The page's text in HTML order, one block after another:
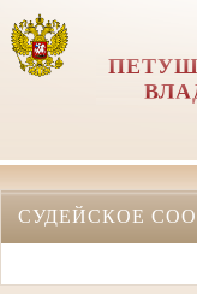
СУДЕЙСКОЕ